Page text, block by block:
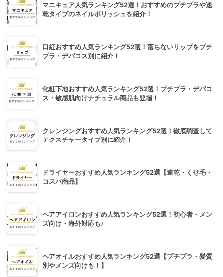
マニキュア人気ランキング52選！おすすめのプチプラや速
乾タイプのネイルポリッシュを紹介！
口紅おすすめ人気ランキング52選！落ちないリップをプチ
プラ・デパコス別に紹介！
化粧下地おすすめ人気ランキング52選！プチプラ・デパコ
ス・敏感肌向けナチュラル商品も登場！
クレンジングおすすめ人気ランキング52選！徹底調査して
テクスチャータイプ別に紹介！
ドライヤーおすすめ人気ランキング52選【速乾・くせ毛・
コスパ商品】
ヘアアイロンおすすめ人気ランキング52選！初心者・メン
ズ向け・海外対応も♪
ヘアオイルおすすめ人気ランキング52選【プチプラ・髪質
別やメンズ向けも！】